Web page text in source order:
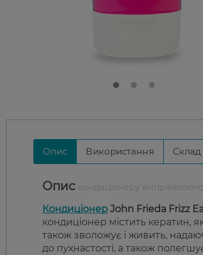
Опис Використання Склад
Опис
Кондиціонер John Frieda Frizz
кондиціонер містить кератин,
також зволожує і живить,
до пухнастості, а також